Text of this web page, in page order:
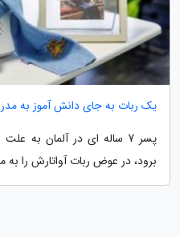
یک ربات به جای دانش آموز به
پسر 7 ساله ای در آلمان
برود، در عوض ربات آواتارش را